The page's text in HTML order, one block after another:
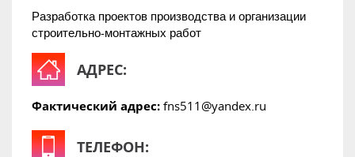
Разработка проектов производства и организации
строительно-монтажных работ
АДРЕС:
Фактический адрес: fns511@yandex.ru
ТЕЛЕФОН: